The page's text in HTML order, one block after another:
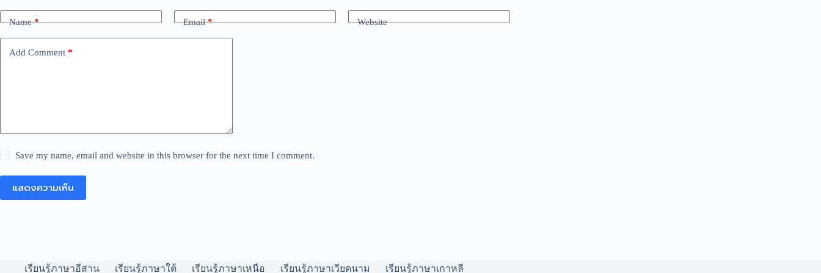
Name* Email* Website
Add Comment *
Save my name, email and website in this browser for the next time I comment.
แสดงความเห็น
เรียนรู้ภาษาอีสาน เรียนรู้ภาษาใต้ เรียนรู้ภาษาเหนือ เรียนรู้ภาษาเวียดนาม เรียนรู้ภาษาเกาหลี